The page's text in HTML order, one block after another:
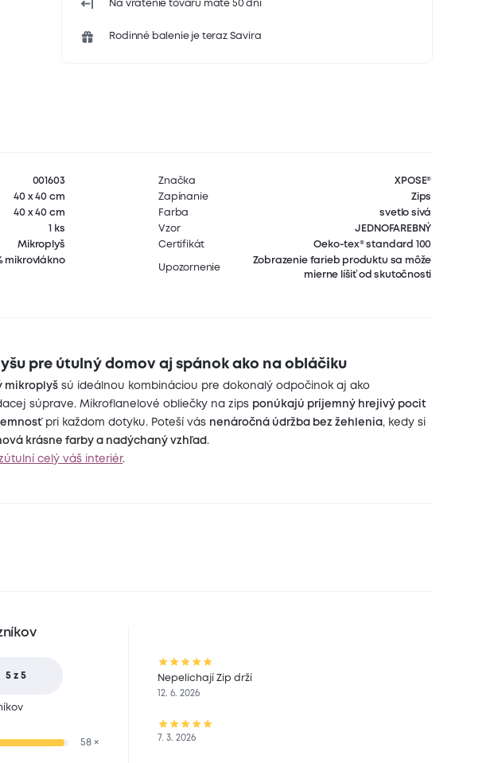
Na vrátenie tovaru máte 50 dní
Rodinné balenie je teraz Savira
001603
40 x 40 cm
40 x 40 cm
1 ks
Mikroplyš
mikrovlákno
Značka
XPOSE®
Zapínanie
Zips
Farba
svetlo sivá
Vzor
JEDNOFAREBNÝ
Certifikát
Oeko-tex® standard 100
Upozornenie
Zobrazenie farieb produktu sa môže
mierne líšiť od skutočnosti
pre útulný domov aj spánok ako na obláčiku
mikroplyš sú ideálnou kombináciou pre dokonalý odpočinok aj ako
súprave. Mikroflanelové obliečky na zips ponúkajú príjemný hrejivý pocit
pri každom dotyku. Poteší vás nenáročná údržba bez žehlenia, kedy si
krásne farby a nadýchaný vzhľad .
celý váš interiér.
5 z 5
58 ×
Nepelichají Zip drží
12. 6. 2026
7. 3. 2026